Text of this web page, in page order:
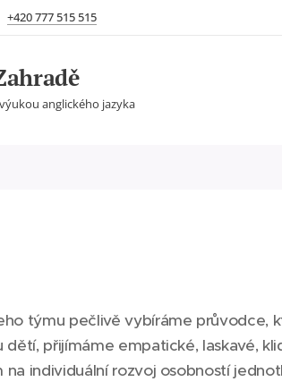
+420 777 515 515
anglického jazyka
týmu pečlivě vybíráme průvodce,
dětí, přijímáme empatické, laskavé,
na individuální rozvoj osobností